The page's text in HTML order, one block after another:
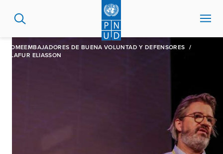
contenido
principal
HOMEEMBAJADORES DE BUENA VOLUNTAD Y DEFENSORES
OLAFUR ELIASSON